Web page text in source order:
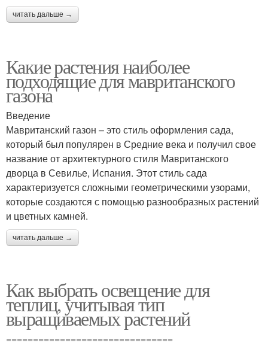
читать дальше →
Какие растения наиболее
подходящие для мавританского
газона
Введение
Мавританский газон – это стиль оформления сада,
который был популярен в Средние века и получил свое
название от архитектурного стиля Мавританского
дворца в Севилье, Испания. Этот стиль сада
характеризуется сложными геометрическими узорами,
которые создаются с помощью разнообразных растений
и цветных камней.
читать дальше →
Как выбрать освещение для
теплиц, учитывая тип
выращиваемых растений
===============================